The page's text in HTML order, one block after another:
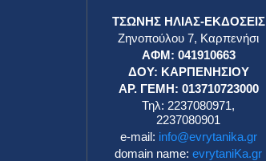
ΤΣΩΝΗΣ ΗΛΙΑΣ-ΕΚΔΟΣΕΙΣ
Ζηνοπούλου 7, Καρπενήσι
ΑΦΜ: 041910663
ΔΟΥ: ΚΑΡΠΕΝΗΣΙΟΥ
ΑΡ. ΓΕΜΗ: 013710723000
Τηλ: 2237080971,
2237080901
e-mail: info@evrytanika.gr
domain name:evrytaniKa.gr